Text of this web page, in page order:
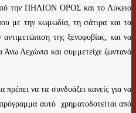
από την ΠΗΛΙΟΝ ΟΡΟΣ και το Λύκειο
με την κωμωδία, τη σάτιρα και τα
της ξενοφοβίας, και να
Λεχώνια και συμμετείχε ζωντανά
να τα συνδυάζει κανείς για να
αυτό χρηματοδοτείται από